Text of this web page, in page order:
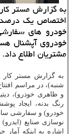
به گزارش مستر
اختصاص یک درصد
خودرو های
خودروی آپشنال
مشتریان اطلاع داد.
به گزارش مستر کار
شنبه)، در مراسم
و ظاهری خودرو)،
رنگ بدنه، ایجاد
خودرو) و سفارشی
نوسازی صنایع